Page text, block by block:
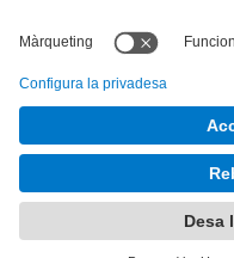
© UPCDepartament
Jordi Girona, 1-3. 08034
ac.usd.utgcntic@upc.edu
Desenvolupat